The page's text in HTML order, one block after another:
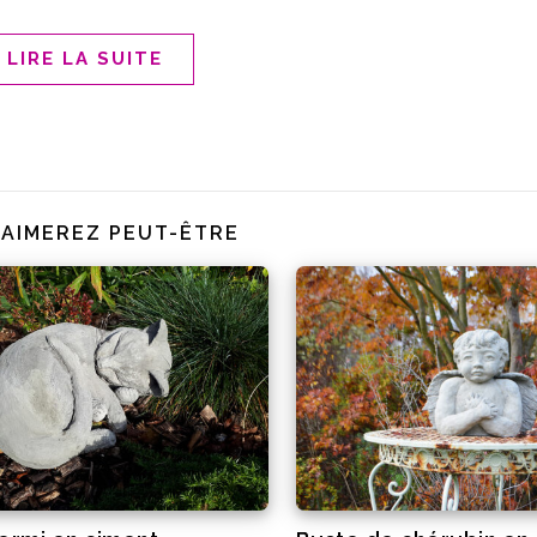
LIRE LA SUITE
PEUT-ÊTRE